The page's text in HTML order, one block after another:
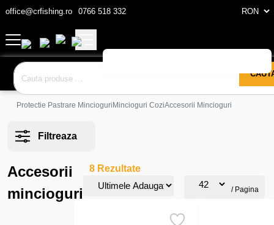
office@crfishing.ro 0766 518 332
Protectie Pastrare Mincioguri Mincioguri CoziAccesorii Mincioguri
Filtreaza
Accesorii
mincioguri
8 Rezultate
/ Pagina